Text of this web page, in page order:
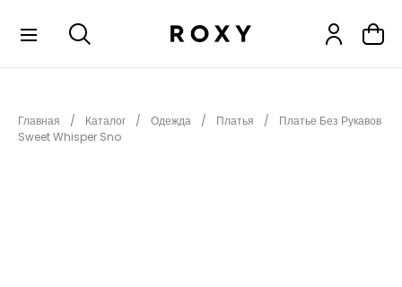
НОВИНКИ
Главная Каталог Одежда Платья
Платье Без Рукавов
Sweet Whisper Sno